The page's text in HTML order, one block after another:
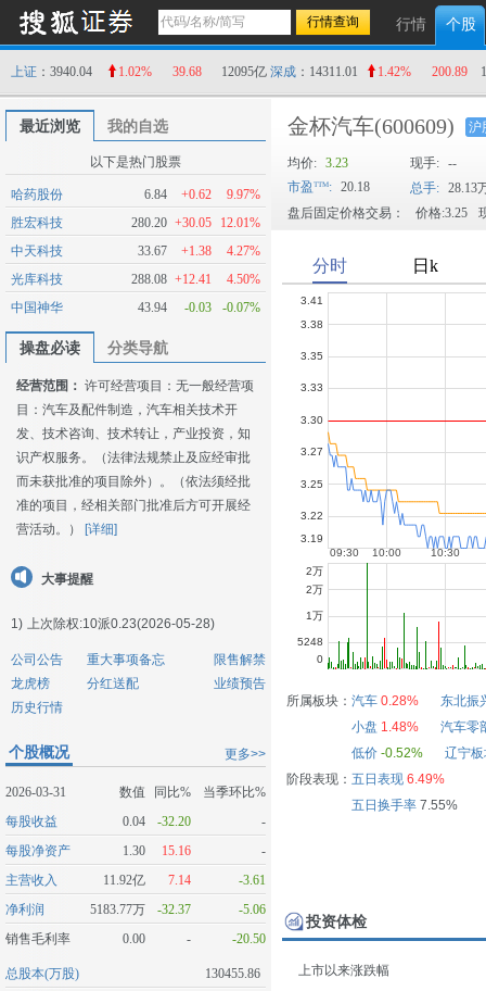
行情 个股
上证 ：3940.04 1.02% 39.68 12095亿 深成 ：14311.01 1.42% 200.89
最近浏览 我的自选
以下是热门股票
哈药股份 6.84 +0.62
9.97%
胜宏科技
280.20 +30.05
12.01%
中天科技
33.67 +1.38
4.27%
光库科技
288.08 +12.41
4.50%
中国神华
43.94 -0.03 -0.07%
操盘必读 分类导航
经营范围： 许可经营项目：无一般经营项
目：汽车及配件制造，汽车相关技术开
发、技术咨询、技术转让，产业投资，知
识产权服务。（法律法规禁止及应经审批
而未获批准的项目除外）。（依法须经批
准的项目，经相关部门批准后方可开展经
营活动。）
[详细]
大事提醒
1) 上次除权:10派0.23(2026-05-28)
公司公告 重大事项备忘
限售解禁
龙虎榜
分红送配
业绩预告
历史行情
更多>>
个股概况
2026-03-31 数值 同比%
当季环比%
每股收益
0.04 -32.20
-
每股净资产
1.30 15.16
-
主营收入
11.92亿 7.14
-3.61
净利润
5183.77万 -32.37
-5.06
销售毛利率
0.00 - -20.50
总股本(万股)
130455.86
金杯汽车(600609) 沪
均价: 3.23 现手: --
市盈
: 20.18 总手: 28.13
盘后固定价格交易：
价格:3.25
所属板块： 汽车 0.28%
东北振
小盘 1.48%
汽车零
低价 -0.52%
辽宁板
阶段表现： 五日表现 6.49%
五日换手率7.55%
投资体检
上市以来涨跌幅